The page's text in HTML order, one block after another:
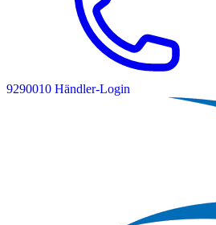
9290010 Händler-Login